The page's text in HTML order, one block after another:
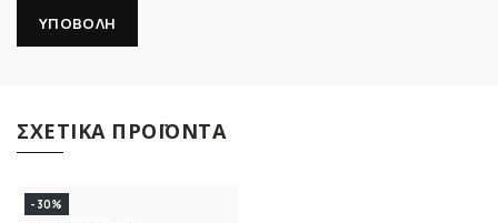
ΣΧΕΤΙΚΆ ΠΡΟΪΌΝΤΑ
-30%